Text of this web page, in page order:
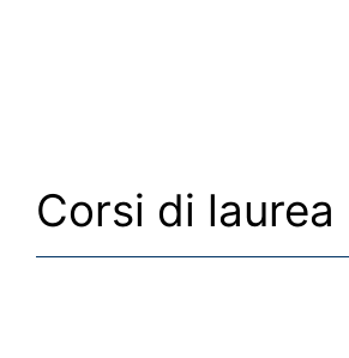
Corsi di laurea